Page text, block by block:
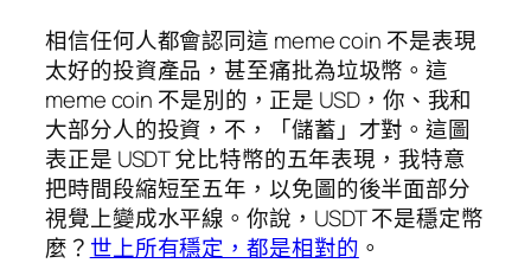
相信任何人都會認同這 meme coin 不是表現
太好的投資產品，甚至痛批為垃圾幣。這
meme coin 不是別的，正是 USD，你、我和
大部分人的投資，不，「儲蓄」才對。這圖
表正是 USDT 兌比特幣的五年表現，我特意
把時間段縮短至五年，以免圖的後半面部分
視覺上變成水平線。你說，USDT 不是穩定幣
麼？ 世上所有穩定，都是相對的 。